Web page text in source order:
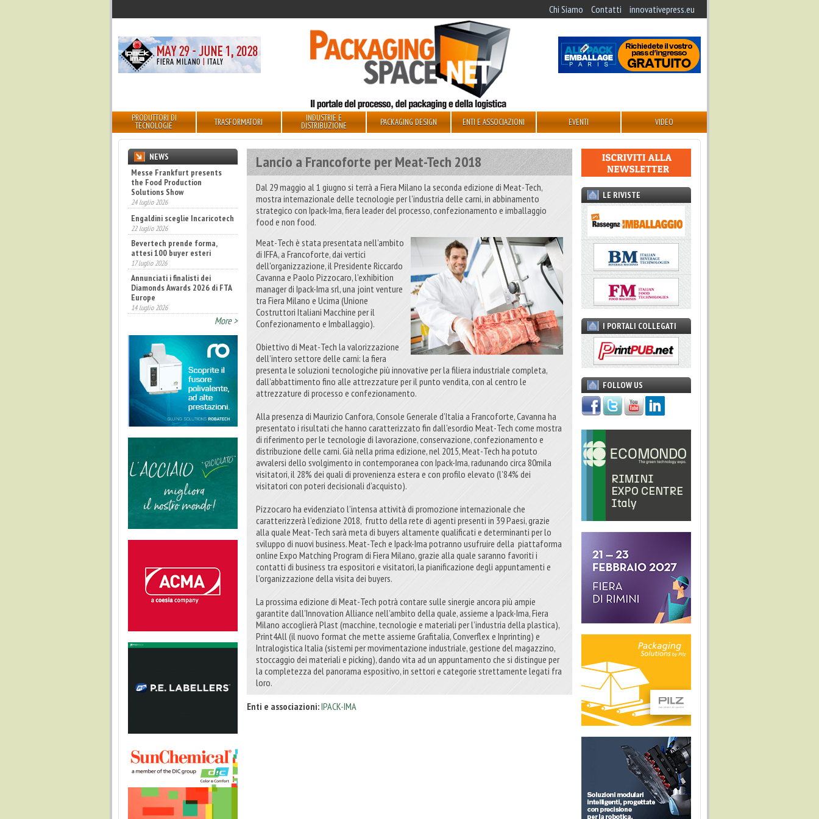
Chi Siamo Contatti innovativepress.eu
PRODUTTORI DI
TECNOLOGIE TRASFORMATORI INDUSTRIE E
DISTRIBUZIONE PACKAGING DESIGN ENTI E ASSOCIAZIONI EVENTI VIDEO
Lancio a Francoforte per Meat-Tech 2018
Dal 29 maggio al 1 giugno si terrà a Fiera Milano la seconda edizione di Meat-Tech,
mostra internazionale delle tecnologie per l'industria delle carni, in abbinamento
strategico con Ipack-Ima, fiera leader del processo, confezionamento e imballaggio
food e non food.
Meat-Tech è stata presentata nell’ambito
di IFFA, a Francoforte, dai vertici
dell'organizzazione, il Presidente Riccardo
Cavanna e Paolo Pizzocaro, l’exhibition
manager di Ipack-Ima srl, una joint venture
tra Fiera Milano e Ucima (Unione
Costruttori Italiani Macchine per il
Confezionamento e Imballaggio).
Obiettivo di Meat-Tech la valorizzazione
dell’intero settore delle carni: la fiera
presenta le soluzioni tecnologiche più innovative per la filiera industriale completa,
dall’abbattimento fino alle attrezzature per il punto vendita, con al centro le
attrezzature di processo e confezionamento.
Alla presenza di Maurizio Canfora, Console Generale d’Italia a Francoforte, Cavanna ha
presentato i risultati che hanno caratterizzato fin dall’esordio Meat-Tech come mostra
di riferimento per le tecnologie di lavorazione, conservazione, confezionamento e
distribuzione delle carni. Già nella prima edizione, nel 2015, Meat-Tech ha potuto
avvalersi dello svolgimento in contemporanea con Ipack-Ima, radunando circa 80mila
visitatori, il 28% dei quali di provenienza estera e con profilo elevato (l'84% dei
visitatori con poteri decisionali d’acquisto).
Pizzocaro ha evidenziato l’intensa attività di promozione internazionale che
caratterizzerà l’edizione 2018, frutto della rete di agenti presenti in 39 Paesi, grazie
alla quale Meat-Tech sarà meta di buyers altamente qualificati e determinanti per lo
sviluppo di nuovi business. Meat-Tech e Ipack-Ima potranno usufruire della piattaforma
online Expo Matching Program di Fiera Milano, grazie alla quale saranno favoriti i
contatti di business tra espositori e visitatori, la pianificazione degli appuntamenti e
l’organizzazione della visita dei buyers.
La prossima edizione di Meat-Tech potrà contare sulle sinergie ancora più ampie
garantite dall'Innovation Alliance nell’ambito della quale, assieme a Ipack-Ima, Fiera
Milano accoglierà Plast (macchine, tecnologie e materiali per l’industria della plastica),
Print4All (il nuovo format che mette assieme Grafitalia, Converflex e Inprinting) e
Intralogistica Italia (sistemi per movimentazione industriale, gestione del magazzino,
stoccaggio dei materiali e picking), dando vita ad un appuntamento che si distingue per
la completezza del panorama espositivo, in settori e categorie strettamente legati fra
loro.
Enti e associazioni:IPACK-IMA
NEWS
Messe Frankfurt presents
the Food Production
Solutions Show
24 luglio 2026
Engaldini sceglie Incaricotech
22 luglio 2026
Bevertech prende forma,
attesi 100 buyer esteri
17 luglio 2026
Annunciati i finalisti dei
Diamonds Awards 2026 di FTA
Europe
14 luglio 2026
More >
LE RIVISTE
I PORTALI COLLEGATI
FOLLOW US